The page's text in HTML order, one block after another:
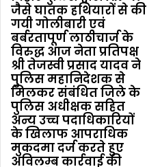
जैसे घातक हथियारों से की
गयी गोलीबारी एवं
बर्बरतापूर्ण लाठीचार्ज के
विरुद्ध आज नेता प्रतिपक्ष
श्री तेजस्वी प्रसाद यादव ने
पुलिस महानिदेशक से
मिलकर संबंधित जिले के
पुलिस अधीक्षक सहित
अन्य उच्च पदाधिकारियों
के खिलाफ आपराधिक
मुकदमा दर्ज करते हुए
अविलम्ब कार्रवाई की